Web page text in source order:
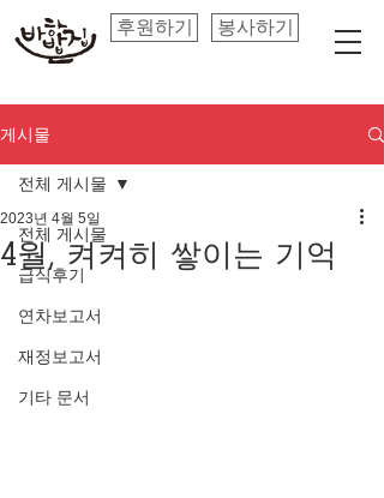
후원하기 봉사하기
게시물
전체 게시물
급식후기
연차보고서
재정보고서
기타 문서
전체 게시물
4월, 켜켜히 쌓이는 기억
2023년 4월 5일